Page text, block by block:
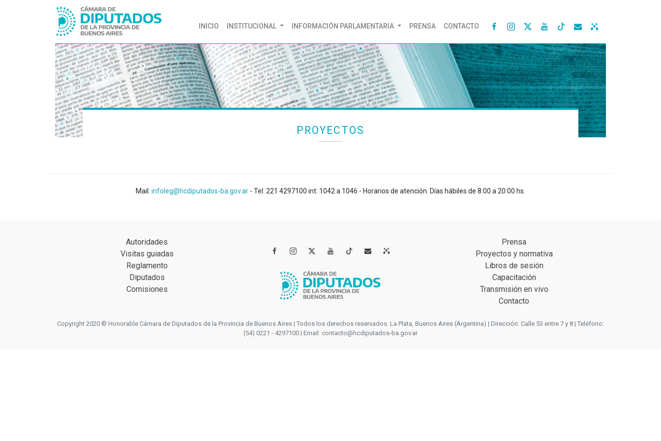
INICIO (CURRENT)
INSTITUCIONAL INFORMACIÓN PARLAMENTARIA PRENSA CONTACTO    
PROYECTOS
Mail: infoleg@hcdiputados-ba.gov.ar - Tel: 221 4297100 int: 1042 a 1046 - Horarios de atención: Días hábiles de 8:00 a 20:00 hs.
Autoridades
Visitas guiadas
Reglamento
Diputados
Comisiones
   
Prensa
Proyectos y normativa
Libros de sesión
Capacitación
Transmisión en vivo
Contacto
Copyright 2020 © Honorable Cámara de Diputados de la Provincia de Buenos Aires | Todos los derechos reservados. La Plata, Buenos Aires (Argentina) | Dirección: Calle 53 entre 7 y 8 | Teléfono:
(54) 0221 - 4297100 | Email: contacto@hcdiputados-ba.gov.ar